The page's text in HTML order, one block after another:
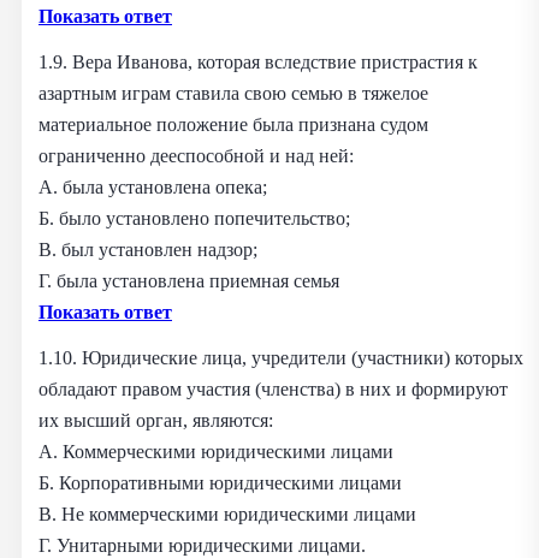
Показать ответ
1.9. Вера Иванова, которая вследствие пристрастия к
азартным играм ставила свою семью в тяжелое
материальное положение была признана судом
ограниченно дееспособной и над ней:
А. была установлена опека;
Б. было установлено попечительство;
В. был установлен надзор;
Г. была установлена приемная семья
Показать ответ
1.10. Юридические лица, учредители (участники) которых
обладают правом участия (членства) в них и формируют
их высший орган, являются:
А. Коммерческими юридическими лицами
Б. Корпоративными юридическими лицами
В. Не коммерческими юридическими лицами
Г. Унитарными юридическими лицами.